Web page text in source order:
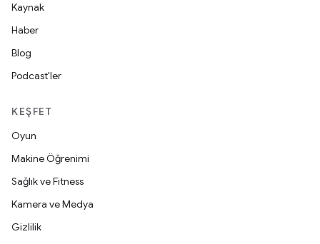
Kaynak
Haber
Blog
Podcast'ler
KEŞFET
Oyun
Makine Öğrenimi
Sağlık ve Fitness
Kamera ve Medya
Gizlilik